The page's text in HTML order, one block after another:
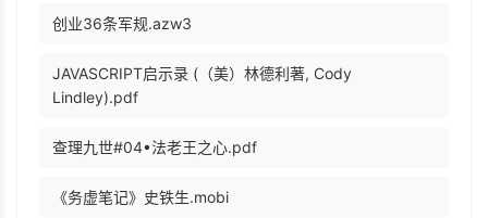
创业36条军规.azw3
JAVASCRIPT启示录 (（美）林德利著, Cody
Lindley).pdf
查理九世#04•法老王之心.pdf
《务虚笔记》史铁生.mobi